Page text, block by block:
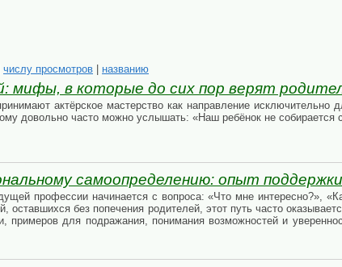
числу просмотров названию
мифы, в которые до сих пор верят
актёрское мастерство как направление исключительно
довольно часто можно услышать: «Наш ребёнок не собирается
самоопределению: опыт
профессии начинается с вопроса: «Что мне интересно?»,
оставшихся без попечения родителей, этот путь часто
примеров для подражания, понимания возможностей и